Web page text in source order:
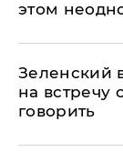
этом
Зеленский
на встречу
говорить